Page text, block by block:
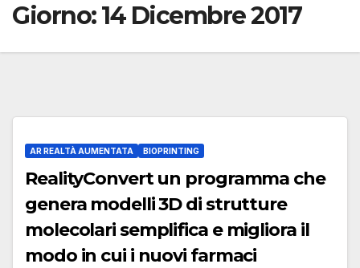
Giorno:14 Dicembre 2017
AR REALTÀ AUMENTATA BIOPRINTING
RealityConvert un programma che
genera modelli 3D di strutture
molecolari semplifica e migliora il
modo in cui i nuovi farmaci